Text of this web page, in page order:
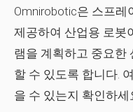
Omnirobotic은 스프레
제공하여 산업용 로봇
램을 계획하고 중요한
할 수 있도록 합니다.
을 수 있는지 확인하세